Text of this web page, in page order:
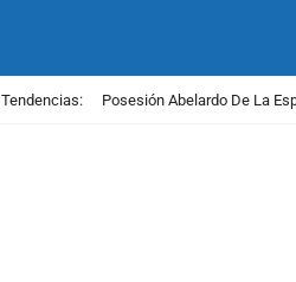
Tendencias: Posesión Abelardo De La